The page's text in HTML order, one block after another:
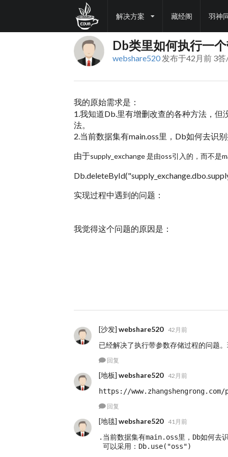
解决方案 藏经阁 羽神
Db类里如何执行一
webshare520发布于42月前 3
我的原始需求是：
1.我知道Db.里有增删改查的各种方法，
法。
2.当前数据集有main.oss里，Db如何去识
由于supply_exchange 是由oss引入的，而不是
实现过程中遇到的问题：
我觉得这个问题的原因是：
[沙发] webshare520 42月前
已经解决了执行带参数存储过程的问题
回复
[地板] webshare520 42月前
https://www.zhangshengrong.com/
回复
[地毯] webshare520 41月前
.当前数据集有main.oss里，Db如何去
可以采用：Db.use("oss")